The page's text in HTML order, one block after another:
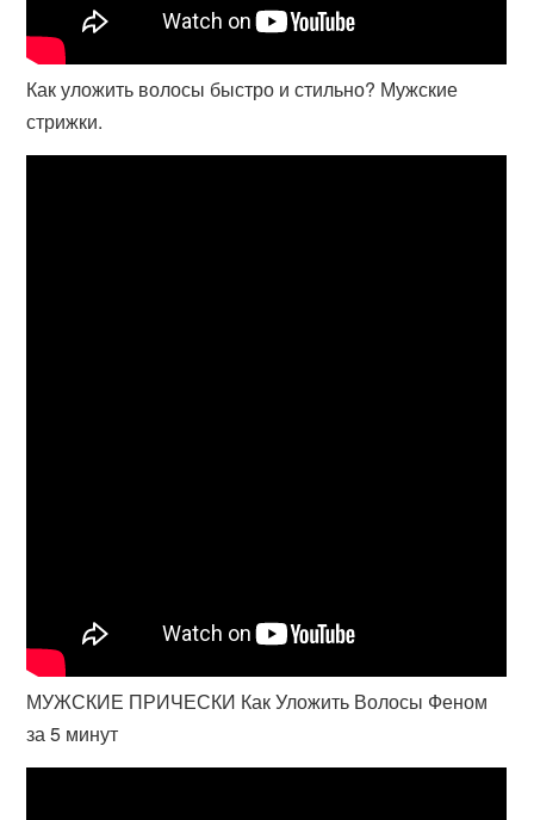
Как уложить волосы быстро и стильно? Мужские
стрижки.
МУЖСКИЕ ПРИЧЕСКИ Как Уложить Волосы Феном
за 5 минут